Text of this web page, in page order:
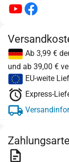
Ab 3,99 €
und ab 39,00 €
EU-weite
Express-